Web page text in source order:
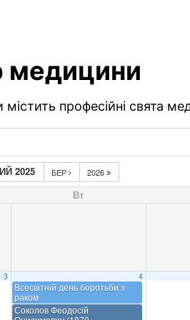
медицини
професійні свята
2025 БЕР 2026
Вт
3 4
Всесвітній день боротьби з
раком
Соколов Феодосій